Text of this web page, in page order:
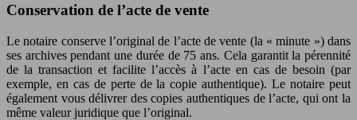
Conservation de l’acte de vente
Le notaire conserve l’original de l’acte de vente (la « minute ») dans
ses archives pendant une durée de 75 ans. Cela garantit la pérennité
de la transaction et facilite l’accès à l’acte en cas de besoin (par
exemple, en cas de perte de la copie authentique). Le notaire peut
également vous délivrer des copies authentiques de l’acte, qui ont la
même valeur juridique que l’original.